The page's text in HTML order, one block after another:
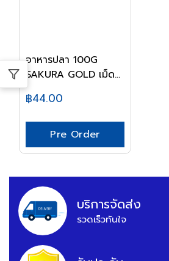
อาหารปลา 100G
SAKURA GOLD เม็ดS
ลอย...
฿44.00
Pre Order
บริการจัดส่ง
รวดเร็วทันใจ